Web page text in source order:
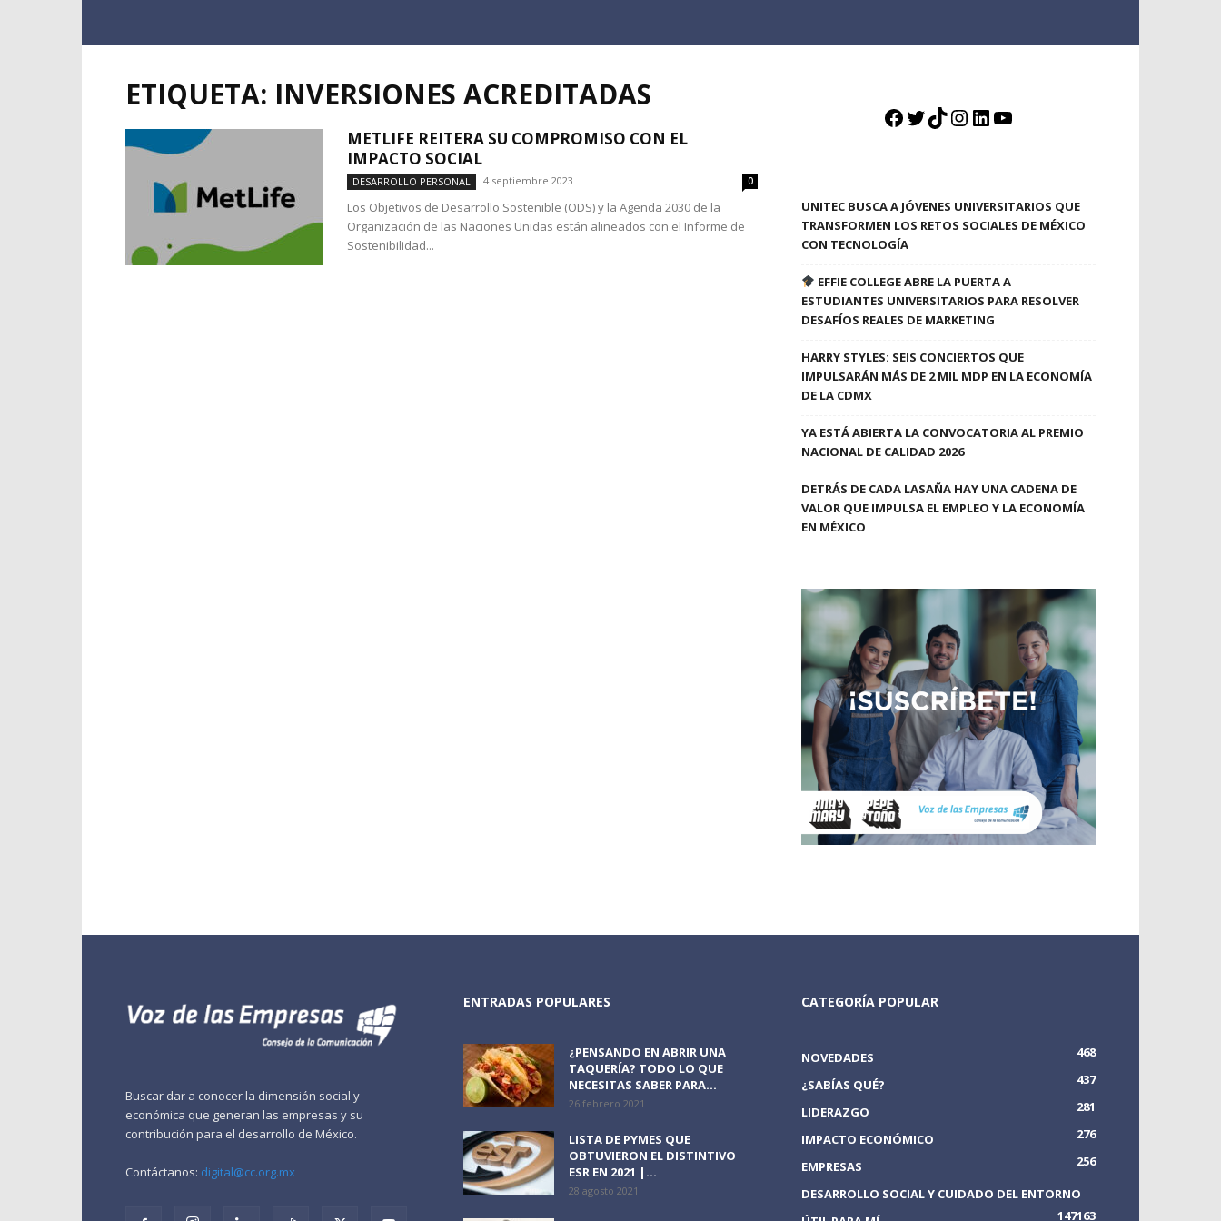
ETIQUETA: INVERSIONES ACREDITADAS
METLIFE REITERA SU COMPROMISO CON EL
IMPACTO SOCIAL
DESARROLLO PERSONAL 4 septiembre 2023 0
Los Objetivos de Desarrollo Sostenible (ODS) y la Agenda 2030 de la
Organización de las Naciones Unidas están alineados con el Informe de
Sostenibilidad...
Facebook
Twitter
TikTok
Instagram
LinkedIn
YouTube
UNITEC BUSCA A JÓVENES UNIVERSITARIOS QUE
TRANSFORMEN LOS RETOS SOCIALES DE MÉXICO
CON TECNOLOGÍA
EFFIE COLLEGE ABRE LA PUERTA A
ESTUDIANTES UNIVERSITARIOS PARA RESOLVER
DESAFÍOS REALES DE MARKETING
HARRY STYLES: SEIS CONCIERTOS QUE
IMPULSARÁN MÁS DE 2 MIL MDP EN LA ECONOMÍA
DE LA CDMX
YA ESTÁ ABIERTA LA CONVOCATORIA AL PREMIO
NACIONAL DE CALIDAD 2026
DETRÁS DE CADA LASAÑA HAY UNA CADENA DE
VALOR QUE IMPULSA EL EMPLEO Y LA ECONOMÍA
EN MÉXICO
Buscar dar a conocer la dimensión social y
económica que generan las empresas y su
contribución para el desarrollo de México.
Contáctanos: digital@cc.org.mx
ENTRADAS POPULARES
¿PENSANDO EN ABRIR UNA
TAQUERÍA? TODO LO QUE
NECESITAS SABER PARA...
26 febrero 2021
LISTA DE PYMES QUE
OBTUVIERON EL DISTINTIVO
ESR EN 2021 |...
28 agosto 2021
CATEGORÍA POPULAR
NOVEDADES
468
¿SABÍAS QUÉ?
437
LIDERAZGO
281
IMPACTO ECONÓMICO
276
EMPRESAS
256
DESARROLLO SOCIAL Y CUIDADO DEL ENTORNO
163
147